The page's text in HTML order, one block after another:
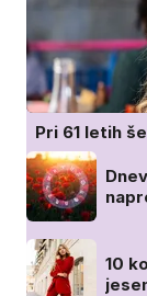
Pri 61 letih
10